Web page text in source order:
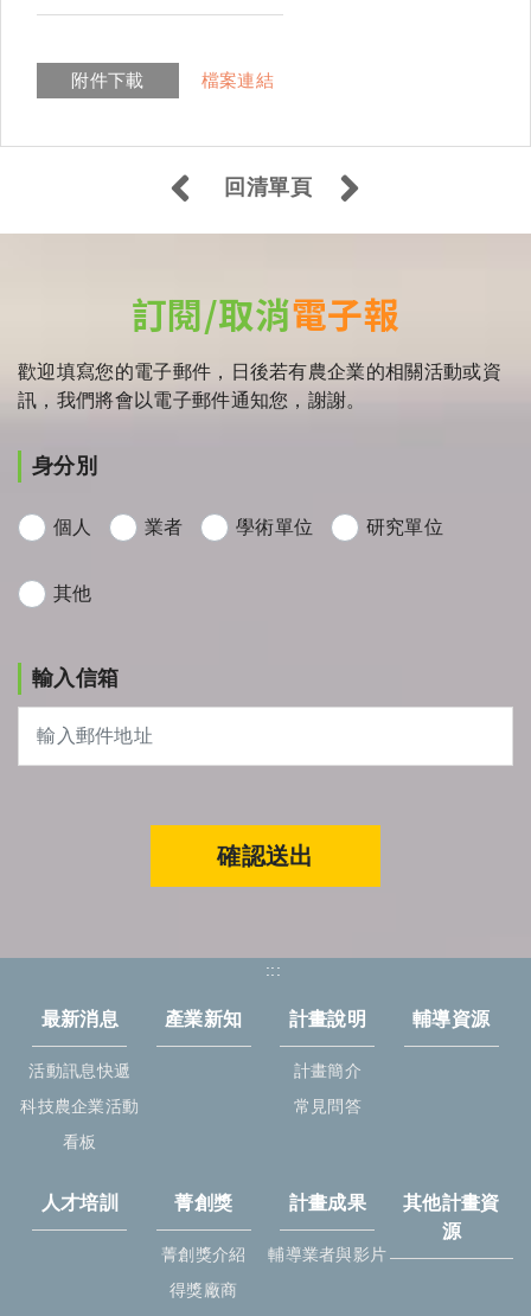
附件下載 檔案連結
回清單頁
訂閱/取消電子報
歡迎填寫您的電子郵件，日後若有農企業的相關活動或資
訊，我們將會以電子郵件通知您，謝謝。
身分別
個人 業者 學術單位 研究單位
其他
輸入信箱
確認送出
:::
最新消息
活動訊息快遞
科技農企業活動
看板
產業新知 計畫說明
計畫簡介
常見問答
輔導資源
人才培訓 菁創獎
菁創獎介紹
得獎廠商
計畫成果
輔導業者與影片
其他計畫資
源